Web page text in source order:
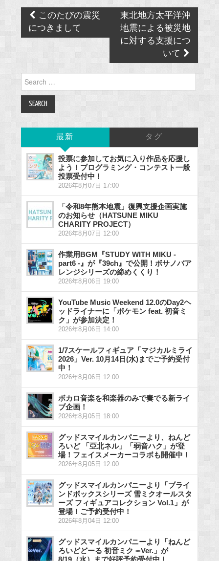
Post
navigation
このたびの震災
につきまして
東北地方太平洋沖
地震による被災地
に対する支援につ
いて
Search
for:
最新 タグ
投票に参加してお気に入り作品を応援し
よう！プログラミング・コンテスト一般
投票受付中！
2026年8月07日 17:00
「令和8年熊本地震」復興支援企画実施
のお知らせ（HATSUNE MIKU
CHARITY PROJECT）
2026年8月07日 12:00
作業用BGM『STUDY WITH MIKU -
part6 -』が『39ch』で公開！ボサノバア
レンジシリーズの締めくくり！
2026年8月06日 19:00
YouTube Music Weekend 12.0のDay2ヘ
ッドライナーに「ポケモン feat. 初音ミ
ク」が参加決定！
2026年8月06日 14:00
1/7スケールフィギュア「マジカルミライ
2026」Ver. 10月14日(水)までご予約受付
中！
2026年8月06日 12:00
ボカロ音楽を和楽器のみで奏でる新ライ
ブ企画！
2026年8月05日 18:00
グッドスマイルカンパニーより、ねんど
ろいど 「亞北ネル」「弱音ハク」が登
場！フェイスメーカーコラボも開催中！
2026年8月05日 12:00
グッドスマイルカンパニーより「ブライ
ンドボックスシリーズ 雪ミクオールスタ
ーズ フィギュアコレクション Vol.1」が
登場！ご予約受付中！
2026年8月04日 12:00
グッドスマイルカンパニーより「ねんど
ろいどどーる 初音ミク ∞Ver.」が